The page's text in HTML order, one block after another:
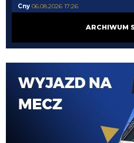
Cny 06.08.2026 17:26
Xucatlan 06.08.2026 17:07
Cny 06.08.2026 17:04
bardziej chodzi o pensję. przecież nikt
z 5M pensji. kwestia strategii, w
nie potrafi Ałzyljo sprzedać i to jest
ARCHIWUM